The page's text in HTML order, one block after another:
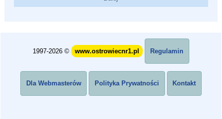
1997-2026 © www.ostrowiecnr1.pl Regulamin
Dla Webmasterów Polityka Prywatności Kontakt